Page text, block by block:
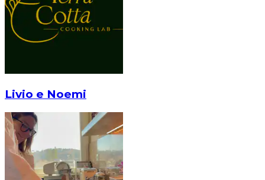
Livio e Noemi